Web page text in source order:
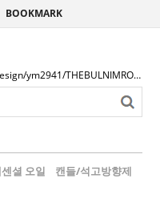
BOOKMARK
/design/ym2941/THEBULNIMROGO.png
셜 오일 캔들/석고방향제